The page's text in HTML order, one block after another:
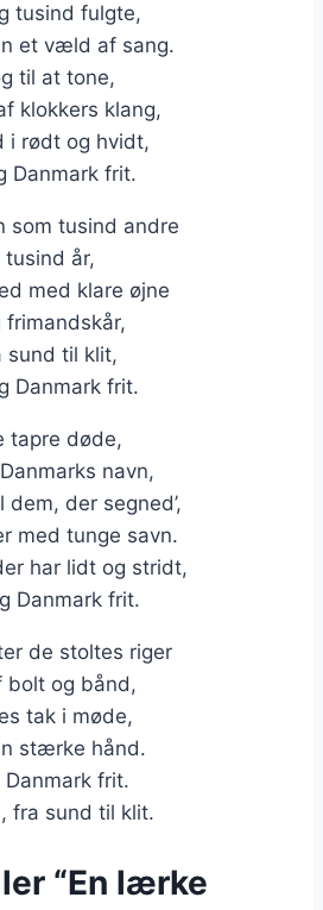
tusind fulgte,
et væld af sang.
til at tone,
klokkers klang,
i rødt og hvidt,
Danmark frit.
som tusind andre
tusind år,
med klare øjne
sund til klit,
Danmark frit.
tapre døde,
navn,
der segned’,
med tunge savn.
har lidt og stridt,
Danmark frit.
de stoltes riger
bolt og bånd,
tak i møde,
stærke hånd.
frit.
fra sund til klit.
“En lærke